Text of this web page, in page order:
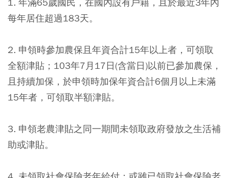
每年居住超過183天。
2. 申領時參加農保且年資合計15年以上者，可領取
全額津貼；103年7月17日(含當日)以前已參加農保，
且持續加保，於申領時加保年資合計6個月以上未滿
15年者，可領取半額津貼。
3. 申領老農津貼之同一期間未領取政府發放之生活補
助或津貼。